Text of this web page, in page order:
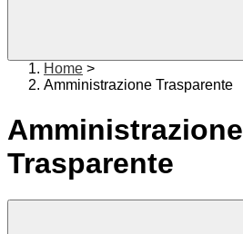
Home >
Amministrazione Trasparente
Amministrazione
Trasparente